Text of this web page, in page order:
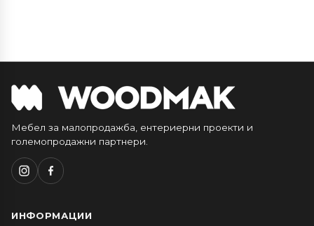
Мебел за малопродажба, ентериерни проекти и
големопродажни партнери.
ИНФОРМАЦИИ